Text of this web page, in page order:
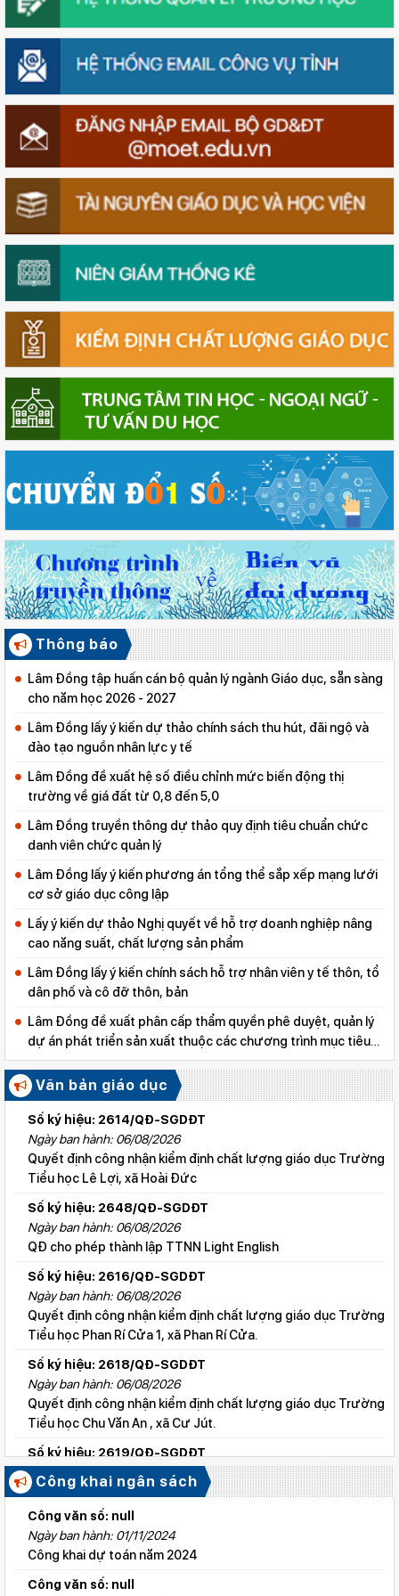
Thông báo
Lâm Đồng tập huấn cán bộ quản lý ngành Giáo dục, sẵn sàng
cho năm học 2026 - 2027
Lâm Đồng lấy ý kiến dự thảo chính sách thu hút, đãi ngộ và
đào tạo nguồn nhân lực y tế
Lâm Đồng đề xuất hệ số điều chỉnh mức biến động thị
trường về giá đất từ 0,8 đến 5,0
Lâm Đồng truyền thông dự thảo quy định tiêu chuẩn chức
danh viên chức quản lý
Lâm Đồng lấy ý kiến phương án tổng thể sắp xếp mạng lưới
cơ sở giáo dục công lập
Lấy ý kiến dự thảo Nghị quyết về hỗ trợ doanh nghiệp nâng
cao năng suất, chất lượng sản phẩm
Lâm Đồng lấy ý kiến chính sách hỗ trợ nhân viên y tế thôn, tổ
dân phố và cô đỡ thôn, bản
Lâm Đồng đề xuất phân cấp thẩm quyền phê duyệt, quản lý
dự án phát triển sản xuất thuộc các chương trình mục tiêu
quốc gia
Văn bản giáo dục
Số ký hiệu: 2614/QĐ-SGDĐT
Ngày ban hành: 06/08/2026
Quyết định công nhận kiểm định chất lượng giáo dục Trường
Tiểu học Lê Lợi, xã Hoài Đức
Số ký hiệu: 2648/QĐ-SGDĐT
Ngày ban hành: 06/08/2026
QĐ cho phép thành lập TTNN Light English
Số ký hiệu: 2616/QĐ-SGDĐT
Ngày ban hành: 06/08/2026
Quyết định công nhận kiểm định chất lượng giáo dục Trường
Tiểu học Phan Rí Cửa 1, xã Phan Rí Cửa.
Số ký hiệu: 2618/QĐ-SGDĐT
Ngày ban hành: 06/08/2026
Quyết định công nhận kiểm định chất lượng giáo dục Trường
Tiểu học Chu Văn An , xã Cư Jút.
Số ký hiệu: 2619/QĐ-SGDĐT
Ngày ban hành: 06/08/2026
Quyết định công nhận kiểm định chất lượng giáo dục Trường
Tiểu học Lý Tự Trọng , xã Cư Jút.
Số ký hiệu: 2615/QĐ-SGDĐT
Ngày ban hành: 06/08/2026
Quyết định công nhận kiểm định chất lượng giáo dục Trường
Công khai ngân sách
Công văn số: null
Ngày ban hành: 01/11/2024
Công khai dự toán năm 2024
Công văn số: null